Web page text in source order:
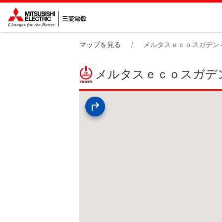
マップを見る メルタスｅｃｏスガデン
メルタスｅｃｏスガデ